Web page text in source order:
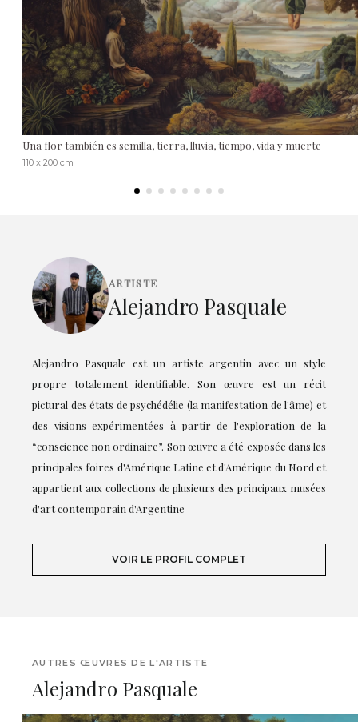
Una flor también es semilla, tierra, lluvia, tiempo, vida y muerte
110 x 200 cm
ARTISTE
Alejandro Pasquale
Alejandro Pasquale est un artiste argentin avec un style
propre totalement identifiable. Son œuvre est un récit
pictural des états de psychédélie (la manifestation de l'âme) et
des visions expérimentées à partir de l'exploration de la
“conscience non ordinaire”. Son œuvre a été exposée dans les
principales foires d'Amérique Latine et d'Amérique du Nord et
appartient aux collections de plusieurs des principaux musées
d'art contemporain d'Argentine
VOIR LE PROFIL COMPLET
AUTRES ŒUVRES DE L'ARTISTE
Alejandro Pasquale